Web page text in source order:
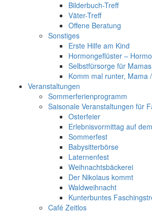
Bilderbuch-Treff
Väter-Treff
Offene Beratung
Sonstiges
Erste Hilfe am Kind
Hormongeflüster –
Selbstfürsorge für
Komm mal runter, Mama
Veranstaltungen
Sommerferienprogramm
Saisonale Veranstaltungen für
Osterfeier
Erlebnisvormittag auf
Sommerfest
Babysitterbörse
Laternenfest
Weihnachtsbäckerei
Der Nikolaus kommt
Waldweihnacht
Kunterbuntes
Café Zeitlos